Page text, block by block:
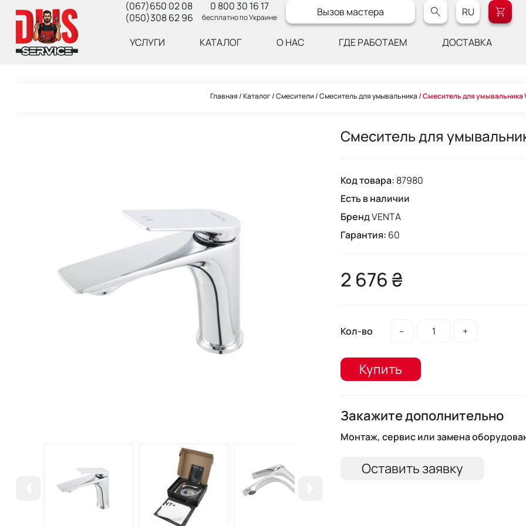
(067)650 02 08
(050)308 62 96
0 800 30 16 17
бесплатно по Украине Вызов мастера RU
УСЛУГИ КАТАЛОГ О НАС ГДЕ РАБОТАЕМ ДОСТАВКА
Главная Каталог Смесители Смеситель для умывальника Смеситель для умывальника
Смеситель для
Код товара: 87980
Есть в наличии
БрендVENTA
Гарантия: 60
2 676 ₴
Кол-во – +
Купить
Закажите дополнительно
Монтаж, сервис или замена
Оставить заявку